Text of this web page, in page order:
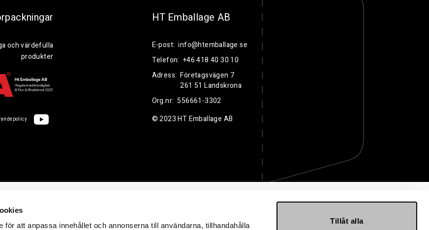
för att anpassa innehållet och annonserna till användarna, tillhandahålla
Tillåt alla
och värdefulla
produkter
HT Emballage AB
E-post: info@htemballage.se
Telefon: +46 418 40 30 10
Adress: Företagsvägen 7
261 51 Landskrona
Org.nr: 556661-3302
© 2023 HT Emballage AB